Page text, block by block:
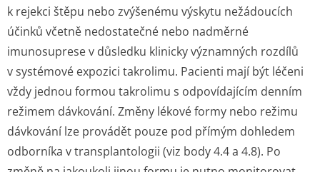
k rejekci štěpu nebo zvýšenému výskytu nežádoucích
účinků včetně nedostatečné nebo nadměrné
imunosuprese v důsledku klinicky významných rozdílů
v systémové expozici takrolimu. Pacienti mají být léčeni
vždy jednou formou takrolimu s odpovídajícím denním
režimem dávkování. Změny lékové formy nebo režimu
dávkování lze provádět pouze pod přímým dohledem
odborníka v transplantologii (viz body 4.4 a 4.8). Po